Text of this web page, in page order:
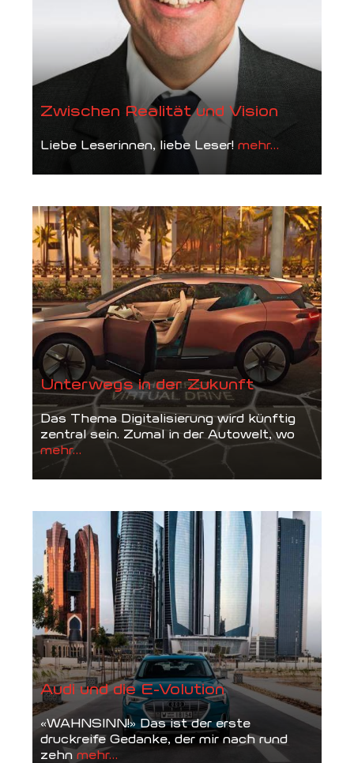
Zwischen Realität und Vision
Liebe Leserinnen, liebe Leser! mehr...
Unterwegs in der Zukunft
Das Thema Digitalisierung wird künftig
zentral sein. Zumal in der Autowelt, wo
mehr...
Audi und die E-Volution
«WAHNSINN!» Das ist der erste
druckreife Gedanke, der mir nach rund
zehn mehr...